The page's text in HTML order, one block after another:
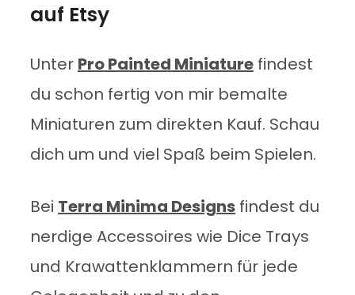
auf Etsy
Unter Pro Painted Miniature findest
du schon fertig von mir bemalte
Miniaturen zum direkten Kauf. Schau
dich um und viel Spaß beim Spielen.
Bei Terra Minima Designs findest du
nerdige Accessoires wie Dice Trays
und Krawattenklammern für jede